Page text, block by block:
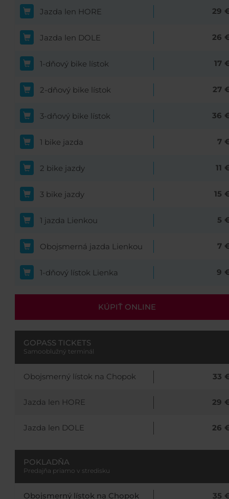
POKLADŇA
Predajňa priamo v stredisku
Obojsmerný lístok na Chopok 35
GOPASS TICKETS
Samooblužný terminál
Obojsmerný lístok na Chopok 33
Jazda len HORE 29
Jazda len DOLE 26
Jazda len HORE 29
Jazda len DOLE 26
1-dňový bike lístok 17
2-dňový bike lístok 27
3-dňový bike lístok 36
1 bike jazda 7
2 bike jazdy 11
3 bike jazdy 15
1 jazda Lienkou 5
Obojsmerná jazda Lienkou 7
1-dňový lístok Lienka 9
KÚPIŤ ONLINE